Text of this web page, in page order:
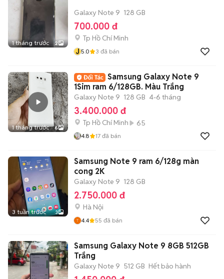
1 tháng trước 2
Galaxy Note 9 128 GB
700.000 đ
Tp Hồ Chí Minh
J 5.0 3 đã bán
1 tháng trước 6
Samsung Galaxy Note 9
1Sim ram 6/128GB. Màu Trắng
Galaxy Note 9 128 GB 4-6 tháng
3.400.000 đ
Tp Hồ Chí Minh 65
4.8 17 đã bán
3 tuần trước 3
Samsung Note 9 ram 6/128g màn
cong 2K
Galaxy Note 9 128 GB
2.750.000 đ
Hà Nội
4.4 55 đã bán
Samsung Galaxy Note 9 8GB 512GB
Trắng
Galaxy Note 9 512 GB Hết bảo hành